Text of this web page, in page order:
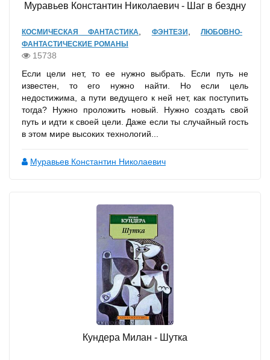
Муравьев Константин Николаевич - Шаг в бездну
КОСМИЧЕСКАЯ ФАНТАСТИКА ФЭНТЕЗИ ,ЛЮБОВНО-
ФАНТАСТИЧЕСКИЕ РОМАНЫ
15738
Если цели нет, то ее нужно выбрать. Если путь не
известен, то его нужно найти. Но если цель
недостижима, а пути ведущего к ней нет, как поступить
тогда? Нужно проложить новый. Нужно создать свой
путь и идти к своей цели. Даже если ты случайный гость
в этом мире высоких технологий...
Муравьев Константин Николаевич
Кундера Милан - Шутка